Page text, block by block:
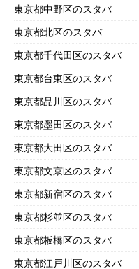
東京都中野区のスタバ
東京都北区のスタバ
東京都千代田区のスタバ
東京都台東区のスタバ
東京都品川区のスタバ
東京都墨田区のスタバ
東京都大田区のスタバ
東京都文京区のスタバ
東京都新宿区のスタバ
東京都杉並区のスタバ
東京都板橋区のスタバ
東京都江戸川区のスタバ